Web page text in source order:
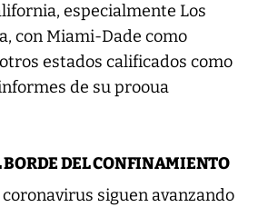
especialmente Los
con Miami-Dade como
estados calificados como
de su prooua
BORDE DEL CONFINAMIENTO
siguen avanzando